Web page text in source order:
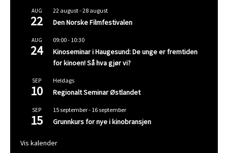
AUG
22
22 august-28 august
Den Norske Filmfestivalen
AUG
24
09:00- 10:30
Kinoseminar i Haugesund: De unge er fremtiden
for kinoen! Så hva gjør vi?
SEP
10
Heldags
Regionalt Seminar Østlandet
SEP
15
15 september- 16 september
Grunnkurs for nye i kinobransjen
Vis kalender